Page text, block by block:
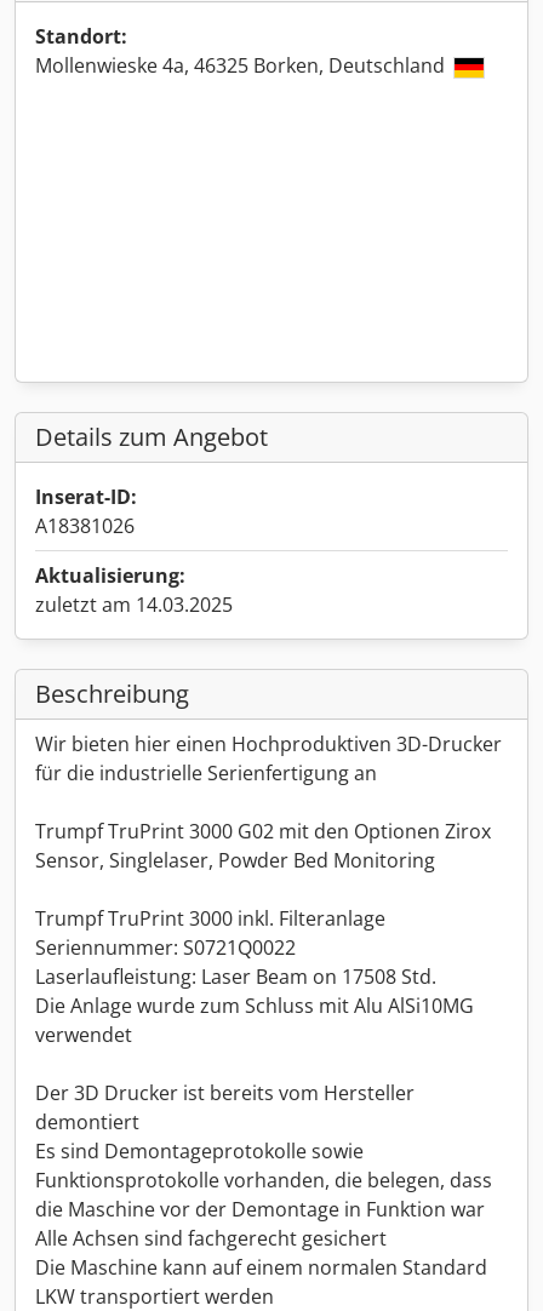
Standort:
Mollenwieske 4a, 46325 Borken, Deutschland
Details zum Angebot
Inserat-ID:
A18381026
Aktualisierung:
zuletzt am 14.03.2025
Beschreibung
Wir bieten hier einen Hochproduktiven 3D-Drucker
für die industrielle Serienfertigung an
Trumpf TruPrint 3000 G02 mit den Optionen Zirox
Sensor, Singlelaser, Powder Bed Monitoring
Trumpf TruPrint 3000 inkl. Filteranlage
Seriennummer: S0721Q0022
Laserlaufleistung: Laser Beam on 17508 Std.
Die Anlage wurde zum Schluss mit Alu AlSi10MG
verwendet
Der 3D Drucker ist bereits vom Hersteller
demontiert
Es sind Demontageprotokolle sowie
Funktionsprotokolle vorhanden, die belegen, dass
die Maschine vor der Demontage in Funktion war
Alle Achsen sind fachgerecht gesichert
Die Maschine kann auf einem normalen Standard
LKW transportiert werden